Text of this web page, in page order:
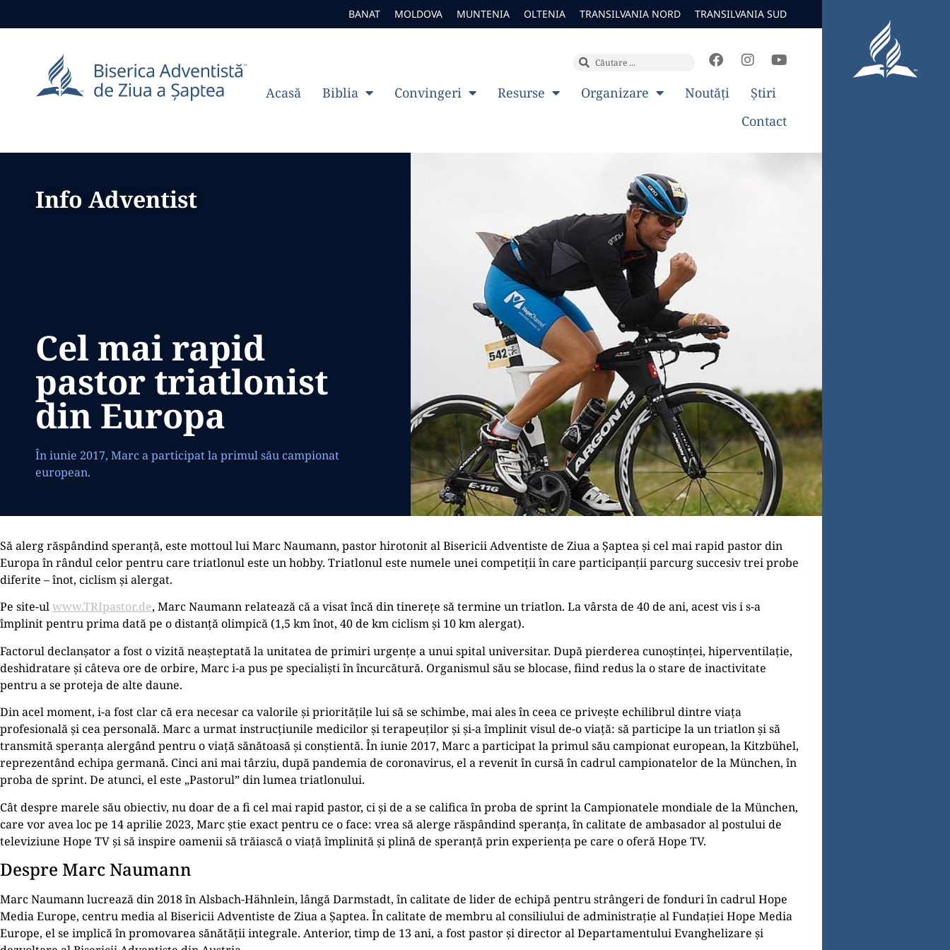
BANAT MOLDOVA MUNTENIA OLTENIA TRANSILVANIA NORD TRANSILVANIA SUD
Acasă Biblia Convingeri Resurse Organizare Noutăți
Știri
Contact
Info Adventist
Cel mai rapid
pastor triatlonist
din Europa
În iunie 2017, Marc a participat la primul său campionat
european.
Să alerg răspândind speranță, este mottoul lui Marc Naumann, pastor hirotonit al Bisericii Adventiste de Ziua a Șaptea și cel mai rapid pastor din
Europa în rândul celor pentru care triatlonul este un hobby. Triatlonul este numele unei competiții în care participanții parcurg succesiv trei probe
diferite – înot, ciclism și alergat.
Pe site-ulwww.TRIpastor.de, Marc Naumann relatează că a visat încă din tinerețe să termine un triatlon. La vârsta de 40 de ani, acest vis i s-a
împlinit pentru prima dată pe o distanță olimpică (1,5 km înot, 40 de km ciclism și 10 km alergat).
Factorul declanșator a fost o vizită neașteptată la unitatea de primiri urgențe a unui spital universitar. După pierderea cunoștinței, hiperventilație,
deshidratare și câteva ore de orbire, Marc i-a pus pe specialiști în încurcătură. Organismul său se blocase, fiind redus la o stare de inactivitate
pentru a se proteja de alte daune.
Din acel moment, i-a fost clar că era necesar ca valorile și prioritățile lui să se schimbe, mai ales în ceea ce privește echilibrul dintre viața
profesională și cea personală. Marc a urmat instrucțiunile medicilor și terapeuților și și-a împlinit visul de-o viață: să participe la un triatlon și să
transmită speranța alergând pentru o viață sănătoasă și conștientă. În iunie 2017, Marc a participat la primul său campionat european, la Kitzbühel,
reprezentând echipa germană. Cinci ani mai târziu, după pandemia de coronavirus, el a revenit în cursă în cadrul campionatelor de la München, în
proba de sprint. De atunci, el este „Pastorul” din lumea triatlonului.
Cât despre marele său obiectiv, nu doar de a fi cel mai rapid pastor, ci și de a se califica în proba de sprint la Campionatele mondiale de la München,
care vor avea loc pe 14 aprilie 2023, Marc știe exact pentru ce o face: vrea să alerge răspândind speranța, în calitate de ambasador al postului de
televiziune Hope TV și să inspire oamenii să trăiască o viață împlinită și plină de speranță prin experiența pe care o oferă Hope TV.
Despre Marc Naumann
Marc Naumann lucrează din 2018 în Alsbach-Hähnlein, lângă Darmstadt, în calitate de lider de echipă pentru strângeri de fonduri în cadrul Hope
Media Europe, centru media al Bisericii Adventiste de Ziua a Șaptea. În calitate de membru al consiliului de administrație al Fundației Hope Media
Europe, el se implică în promovarea sănătății integrale. Anterior, timp de 13 ani, a fost pastor și director al Departamentului Evanghelizare și